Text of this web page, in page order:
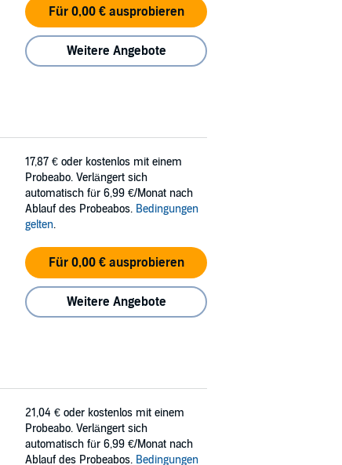
Für 0,00 € ausprobieren
Weitere Angebote
17,87 € oder kostenlos mit einem
Probeabo. Verlängert sich
automatisch für 6,99 €/Monat nach
Ablauf des Probeabos. Bedingungen
gelten.
Für 0,00 € ausprobieren
Weitere Angebote
21,04 € oder kostenlos mit einem
Probeabo. Verlängert sich
automatisch für 6,99 €/Monat nach
Ablauf des Probeabos. Bedingungen